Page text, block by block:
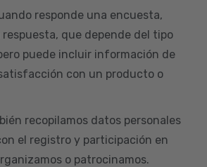
responde una encuesta,
respuesta, que depende del tipo
puede incluir información de
con un producto o
recopilamos datos personales
el registro y participación en
o patrocinamos.